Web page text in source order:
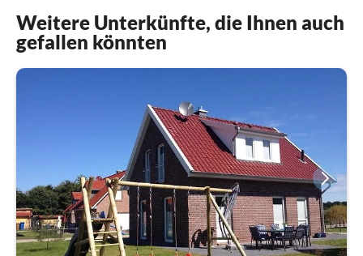
Weitere Unterkünfte, die Ihnen auch
gefallen könnten